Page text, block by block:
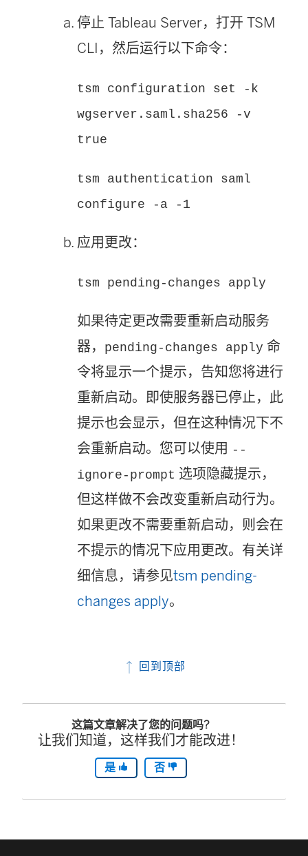
停止 Tableau Server，打开 TSM
CLI，然后运行以下命令：
tsm configuration set -k
wgserver.saml.sha256 -v
true
tsm authentication saml
configure -a -1
应用更改：
tsm pending-changes apply
如果待定更改需要重新启动服务
器，
pending-changes apply 命
令将显示一个提示，告知您将进行
重新启动。即使服务器已停止，此
提示也会显示，但在这种情况下不
会重新启动。您可以使用 --
ignore-prompt 选项隐藏提示，
但这样做不会改变重新启动行为。
如果更改不需要重新启动，则会在
不提示的情况下应用更改。有关详
细信息，请参见tsm pending-
changes apply。
回到顶部
这篇文章解决了您的问题吗?
让我们知道，这样我们才能改进！
是 否